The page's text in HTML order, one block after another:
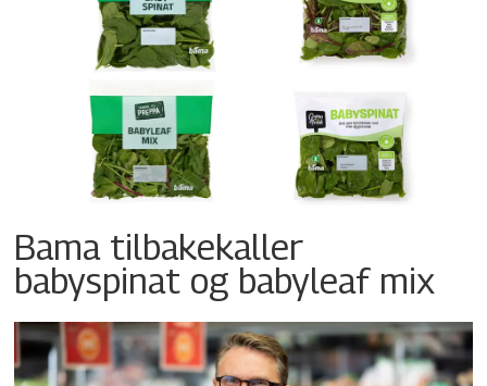
Bama tilbakekaller
babyspinat og babyleaf mix